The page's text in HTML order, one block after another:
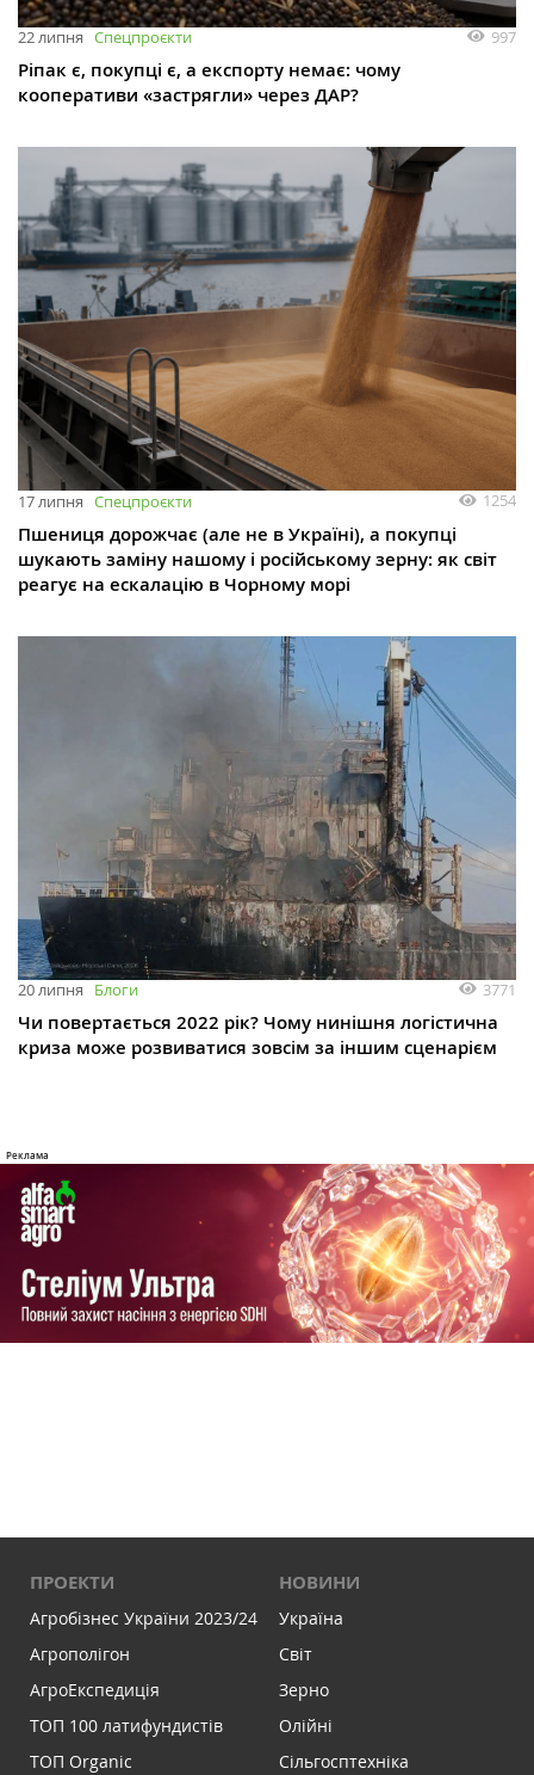
22 липня Спецпроєкти 997
Ріпак є, покупці є, а експорту немає: чому
кооперативи «застрягли» через ДАР?
17 липня Спецпроєкти 1254
Пшениця дорожчає (але не в Україні), а покупці
шукають заміну нашому і російському зерну: як світ
реагує на ескалацію в Чорному морі
20 липня Блоги 3771
Чи повертається 2022 рік? Чому нинішня логістична
криза може розвиватися зовсім за іншим сценарієм
ПРОЕКТИ
Агробізнес України 2023/24
Агрополігон
АгроЕкспедиція
ТОП 100 латифундистів
ТОП Organic
НОВИНИ
Україна
Світ
Зерно
Олійні
Сільгосптехніка